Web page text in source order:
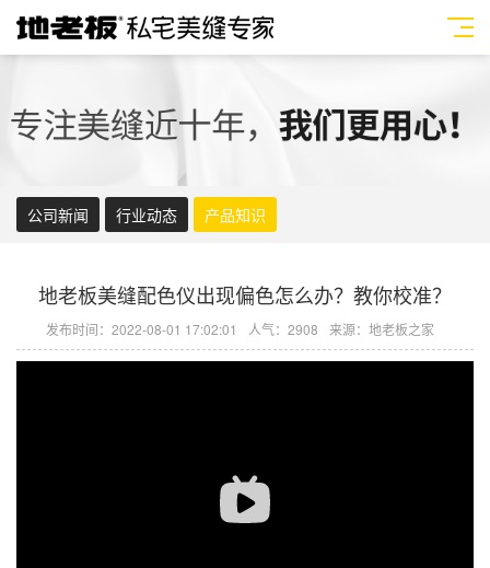
公司新闻 行业动态 产品知识
地老板美缝配色仪出现偏色怎么办？教你校准？
发布时间：2022-08-01 17:02:01 人气：2908 来源：地老板之家